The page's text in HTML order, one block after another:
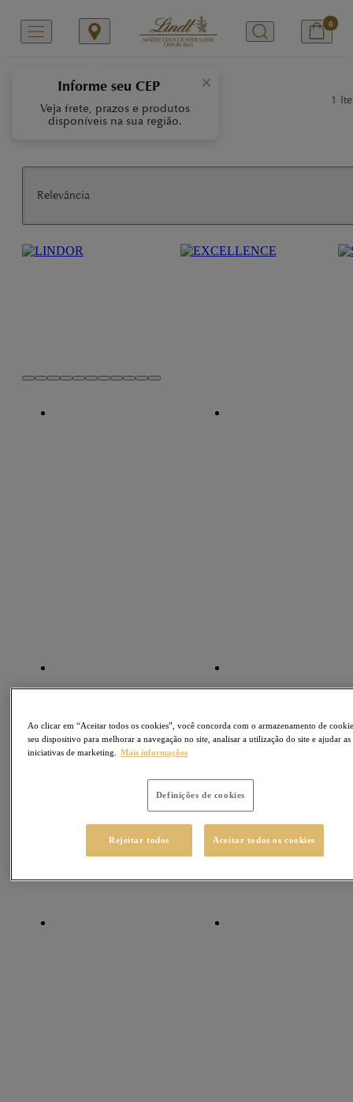
×
Informe seu CEP
Veja frete, prazos e produtos
disponíveis na sua região.
0
Choco Fruits 1
Relevância
Ao clicar em “Aceitar todos os cookies”, você concorda com o armazenamento de
seu dispositivo para melhorar a navegação no site, analisar a utilização do site e ajudar as
iniciativas de marketing.
Mais informações
Definições de cookies
Rejeitar todos Aceitar todos os cookies